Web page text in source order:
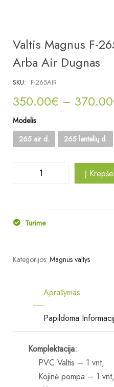
Valtis Magnus F-
Arba Air Dugnas
SKU: F-265AIR
350.00€ – 370.00
Modelis
265 air d.
265 lentelių d.
Į
Turime
Kategorijos: Magnus valtys
Aprašymas
Papildoma
Komplektacija:
PVC Valtis – 1 vnt,
Kojinė pompa – 1 vnt,